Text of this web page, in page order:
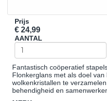
Prijs
€ 24,99
AANTAL
Fantastisch coöperatief
Flonkerglans met als doel
wolkenkristallen te
behendigheid en